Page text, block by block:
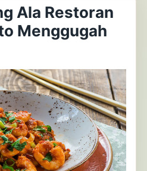
Ala Restoran
Menggugah